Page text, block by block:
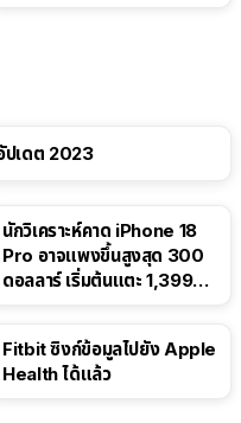
เดต 2023
นักวิเคราะห์คาด iPhone 18
Pro อาจแพงขึ้นสูงสุด 300
ดอลลาร์ เริ่มต้นแตะ 1,399
Fitbit ซิงก์ข้อมูลไปยัง Apple
Health ได้แล้ว